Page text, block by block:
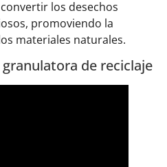
los desechos
promoviendo la
materiales naturales.
de reciclaje